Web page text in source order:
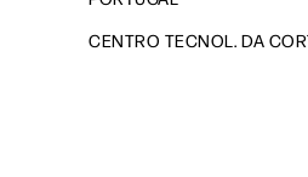
CENTRO TECNOL. DA